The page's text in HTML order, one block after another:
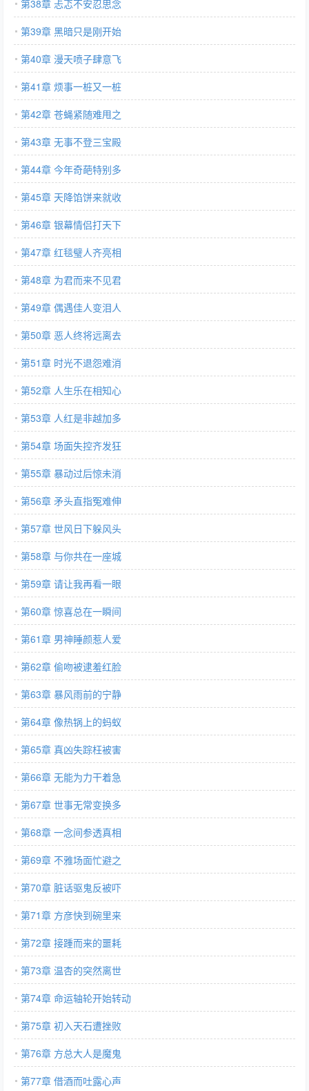
第38章 忐忑不安忍思念
第39章 黑暗只是刚开始
第40章 漫天喷子肆意飞
第41章 烦事一桩又一桩
第42章 苍蝇紧随难甩之
第43章 无事不登三宝殿
第44章 今年奇葩特别多
第45章 天降馅饼来就收
第46章 银幕情侣打天下
第47章 红毯璧人齐亮相
第48章 为君而来不见君
第49章 偶遇佳人变泪人
第50章 恶人终将远离去
第51章 时光不退怨难消
第52章 人生乐在相知心
第53章 人红是非越加多
第54章 场面失控齐发狂
第55章 暴动过后惊未消
第56章 矛头直指冤难伸
第57章 世风日下躲风头
第58章 与你共在一座城
第59章 请让我再看一眼
第60章 惊喜总在一瞬间
第61章 男神睡颜惹人爱
第62章 偷吻被逮羞红脸
第63章 暴风雨前的宁静
第64章 像热锅上的蚂蚁
第65章 真凶失踪枉被害
第66章 无能为力干着急
第67章 世事无常变换多
第68章 一念间参透真相
第69章 不雅场面忙避之
第70章 脏话驱鬼反被吓
第71章 方彦快到碗里来
第72章 接踵而来的噩耗
第73章 温杏的突然离世
第74章 命运轴轮开始转动
第75章 初入天石遭挫败
第76章 方总大人是魔鬼
第77章 借酒而吐露心声